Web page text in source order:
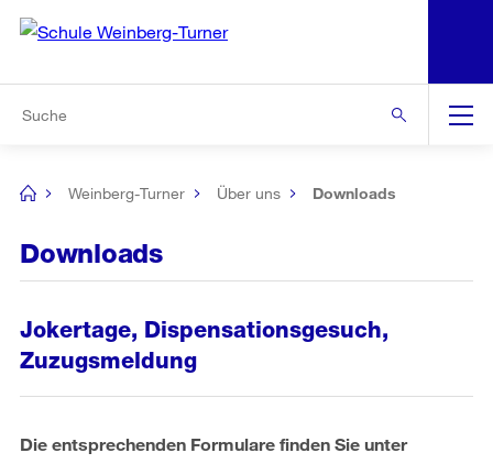
Navigation
[no
Weinberg-Turner Über uns Downloads
Downloads
Jokertage, Dispensationsgesuch,
Zuzugsmeldung
Die entsprechenden Formulare finden Sie unter